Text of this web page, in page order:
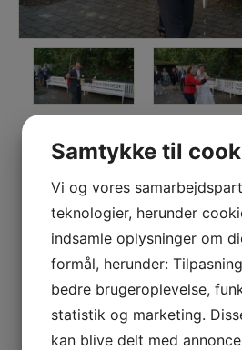
Samtykke til
Vi og vores
teknologier, herunder
indsamle oplysninger om
formål, herunder:
bedre brugeroplevelse,
statistik og marketing.
kan blive delt med